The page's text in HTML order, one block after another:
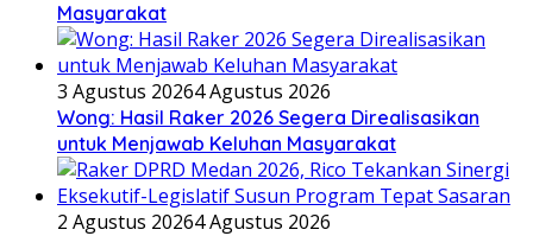
Masyarakat
3 Agustus 20264 Agustus 2026
Wong: Hasil Raker 2026 Segera Direalisasikan
untuk Menjawab Keluhan Masyarakat
2 Agustus 20264 Agustus 2026